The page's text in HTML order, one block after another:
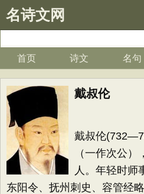
名诗文网
首页 诗文 名句
戴叔伦
戴叔伦
（一作次公
人。年轻时师
东阳令、抚州刺史、容管经